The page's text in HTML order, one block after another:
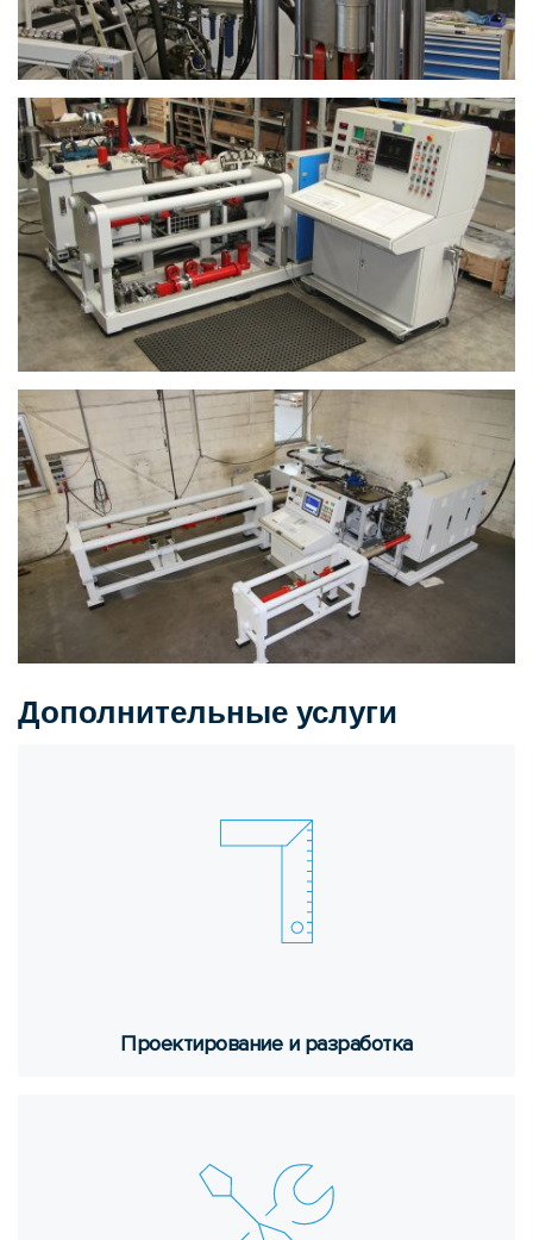
Дополнительные услуги
Про­ек­ти­ро­ва­ние и раз­ра­бот­ка